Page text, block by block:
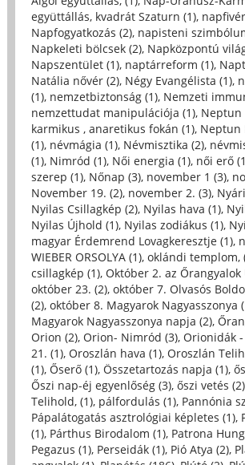
együttállás, kvadrát Szaturn (1),
Napfogyatkozás (2), napisteni
Napkeleti bölcsek (2), Napközpontú
Napszentület (1), naptárreform (1),
Natália nővér (2), Négy Evangélista (1),
(1), nemzetbiztonság (1), Nemzeti
nemzettudat manipulációja (1), Neptun
karmikus , anaretikus fokán (1), Neptun
(1), névmágia (1), Névmisztika (2),
(1), Nimród (1), Női energia (1), női erő
szerep (1), Nőnap (3), november 1 (3),
November 19. (2), november 2. (3),
Nyilas Csillagkép (2), Nyilas hava (1),
Nyilas Újhold (1), Nyilas zodiákus (1),
magyar Érdemrend Lovagkeresztje (1),
WIEBER ORSOLYA (1), oklándi templom,
csillagkép (1), Október 2. az Őrangyalok
október 23. (2), október 7. Olvasós
(2), október 8. Magyarok Nagyasszonya
Magyarok Nagyasszonya napja (2),
Orion (2), Orion- Nimród (3), Orionidák
21. (1), Oroszlán hava (1), Oroszlán
(1), Őserő (1), Összetartozás napja (1),
Őszi nap-éj egyenlőség (3), őszi vetés (2)
Telihold, (1), pálfordulás (1), Pannónia
Pápalátogatás asztrológiai képletes (1),
(1), Párthus Birodalom (1), Patrona
Pegazus (1), Perseidák (1), Pió Atya (2),